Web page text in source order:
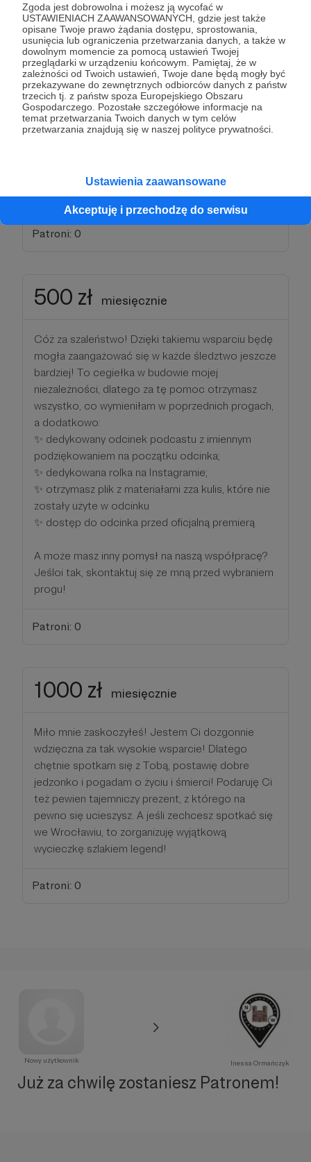
Zgoda jest dobrowolna i możesz ją wycofać w
USTAWIENIACH ZAAWANSOWANYCH, gdzie jest także
opisane Twoje prawo żądania dostępu, sprostowania,
usunięcia lub ograniczenia przetwarzania danych, a także w
dowolnym momencie za pomocą ustawień Twojej
przeglądarki w urządzeniu końcowym. Pamiętaj, że w
zależności od Twoich ustawień, Twoje dane będą mogły być
przekazywane do zewnętrznych odbiorców danych z państw
trzecich tj. z państw spoza Europejskiego Obszaru
Gospodarczego. Pozostałe szczegółowe informacje na
temat przetwarzania Twoich danych w tym celów
przetwarzania znajdują się w naszej polityce prywatności.
Ustawienia zaawansowane
Akceptuję i przechodzę do serwisu
miała hajs, co by nalać wahę do baku i wyruszyć
szukać prawdy choćby i na drugi koniec Polski! Co
otrzymasz w zamian? Wszystko, co w poprzednich
progach, a także:
✨ nagram film, w którym podziękuję Ci za udział w
projekcie, materiał otrzymasz mailem;
✨ przygotuję dla Ciebie fotorelację z wyjazdu, abyś
✨ otrzymasz dostęp do odcinka przed oficjalną
premierą
Patroni: 0
500 zł miesięcznie
Cóż za szaleństwo! Dzięki takiemu wsparciu będę
mogła zaangażować się w każde śledztwo jeszcze
bardziej! To cegiełka w budowie mojej
niezależności, dlatego za tę pomoc otrzymasz
wszystko, co wymieniłam w poprzednich progach,
a dodatkowo:
✨ dedykowany odcinek podcastu z imiennym
podziękowaniem na początku odcinka;
✨ dedykowana rolka na Instagramie;
✨ otrzymasz plik z materiałami zza kulis, które nie
zostały użyte w odcinku
✨ dostęp do odcinka przed oficjalną premierą
A może masz inny pomysł na naszą współpracę?
Jeśloi tak, skontaktuj się ze mną przed wybraniem
progu!
Patroni: 0
1000 zł miesięcznie
Miło mnie zaskoczyłeś! Jestem Ci dozgonnie
wdzięczna za tak wysokie wsparcie! Dlatego
chętnie spotkam się z Tobą, postawię dobre
jedzonko i pogadam o życiu i śmierci! Podaruję Ci
też pewien tajemniczy prezent, z którego na
pewno się ucieszysz. A jeśli zechcesz spotkać się
we Wrocławiu, to zorganizuję wyjątkową
wycieczkę szlakiem legend!
Patroni: 0
Nowy użytkownik Inessa Ormańczyk
Już za chwilę zostaniesz Patronem!